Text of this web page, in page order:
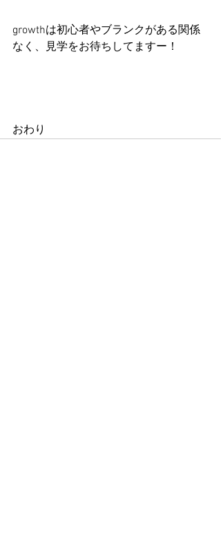
growthは初心者やブランクがある関係
なく、見学をお待ちしてますー！
おわり